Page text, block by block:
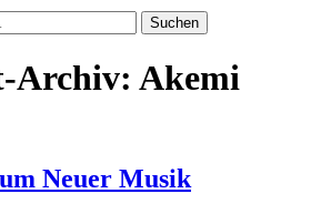
Archiv: Akemi
Neuer Musik